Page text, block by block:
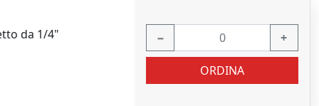
da 1/4" − +
ORDINA